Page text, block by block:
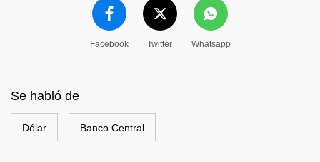
Facebook Twitter Whatsapp
Se habló de
Dólar Banco Central